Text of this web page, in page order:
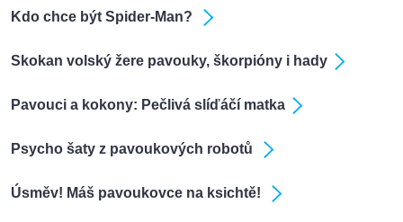
Kdo chce být Spider-Man?
Skokan volský žere pavouky, škorpióny i hady
Pavouci a kokony: Pečlivá slíďáčí matka
Psycho šaty z pavoukových robotů
Úsměv! Máš pavoukovce na ksichtě!